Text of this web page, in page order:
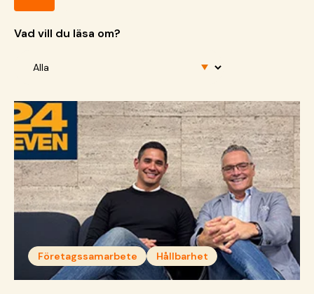
Vad vill du läsa om?
Företagssamarbete Hållbarhet